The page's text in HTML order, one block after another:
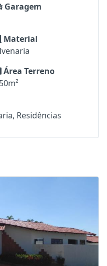
Garagem
Material
Área Terreno
Residências